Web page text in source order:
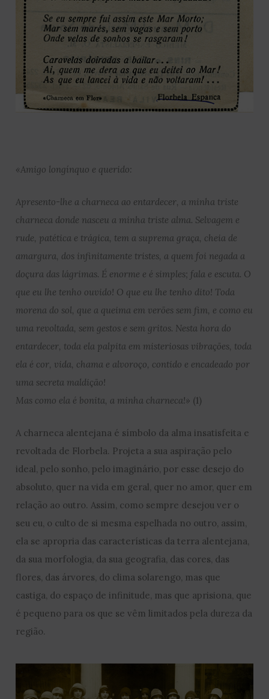
«Amigo longínquo e querido:
Apresento-lhe a charneca ao entardecer, a minha triste
charneca donde nasceu a minha triste alma. Selvagem e
rude, patética e trágica, tem a suprema graça, cheia de
amargura, dos infinitamente tristes, a quem foi negada a
doçura das lágrimas. É enorme e é simples; fala e escuta. O
que eu lhe tenho ouvido! O que eu lhe tenho dito! Toda
morena do sol, que a queima em verões sem fim, e como eu
uma revoltada, sem gestos e sem gritos. Nesta hora do
entardecer, toda ela palpita em misteriosas vibrações, toda
ela é cor, vida, chama e alvoroço, contido e encadeado por
uma secreta maldição!
Mas como ela é bonita, a minha charneca!» (1)
A charneca alentejana é símbolo da alma insatisfeita e
revoltada de Florbela. Projeta a sua aspiração pelo
ideal, pelo sonho, pelo imaginário, por esse desejo do
absoluto, quer na vida em geral, quer no amor, quer em
relação ao outro. Assim, como sempre desejou ver o
seu eu, o culto de si mesma espelhada no outro, assim,
ela se apropria das características da terra alentejana,
da sua morfologia, da sua geografia, das cores, das
flores, das árvores, do clima solarengo, mas que
castiga, do espaço de infinitude, mas que aprisiona, que
é pequeno para os que se vêm limitados pela dureza da
região.